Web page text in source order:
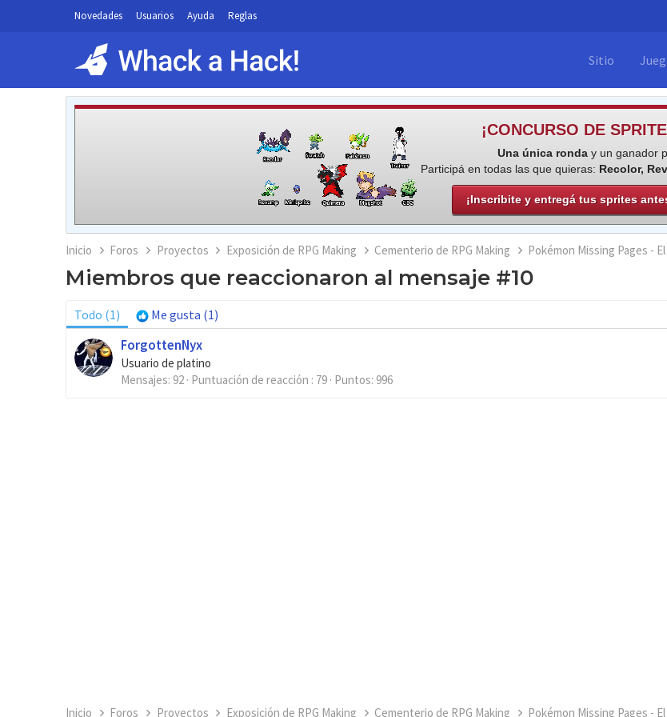
Novedades Usuarios Ayuda Reglas
Sitio
¡CONCURSO DE
Una única ronday un ganador
Participá en todas las que quieras: Recolor,
¡Inscribite y entregá tus sprites
Inicio Foros Proyectos Exposición de RPG Making Cementerio de RPG Making Pokémon Missing Pages -
Miembros que reaccionaron al mensaje #10
Todo (1) Me gusta (1)
ForgottenNyx
Usuario de platino
Mensajes 92 Puntuación de reacción 79 Puntos 996
Inicio Foros Proyectos Exposición de RPG Making Cementerio de RPG Making Pokémon Missing Pages -